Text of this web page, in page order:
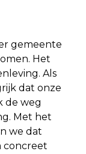
gemeente
Het
Als
dat onze
de weg
Met het
we dat
concreet